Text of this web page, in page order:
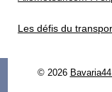
Les défis du
© 2026